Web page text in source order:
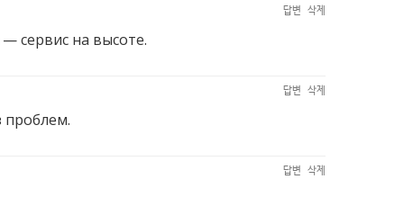
답변 삭제
сервис на высоте.
답변 삭제
답변 삭제